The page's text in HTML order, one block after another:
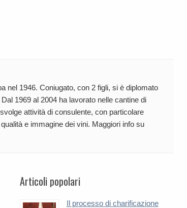
nel 1946. Coniugato, con 2 figli, si è diplomato
1969 al 2004 ha lavorato nelle cantine di
attività di consulente, con particolare
e immagine dei vini. Maggiori info su
Articoli popolari
Il processo di charificazione